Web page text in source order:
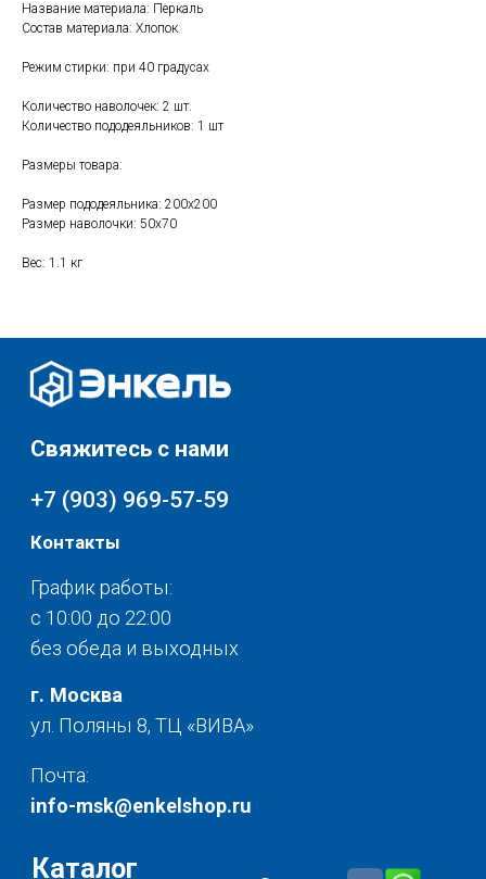
Название материала: Перкаль
Состав материала: Хлопок
Режим стирки: при 40 градусах
Количество наволочек: 2 шт.
Количество пододеяльников: 1 шт
Размеры товара:
Размер пододеяльника: 200x200
Размер наволочки: 50x70
Вес: 1.1 кг
Мебель
Хранение и порядок
Текстиль для дома
Доставка и оплата
График работы:
с 10:00 до 22:00
без обеда и выходных
Свяжитесь с нами
info-msk@enkelshop.ru
ул. Поляны 8, ТЦ «ВИВА»
© 2025 - Интернет-магазин Enkelshop.ru
Политика конфиденциальности